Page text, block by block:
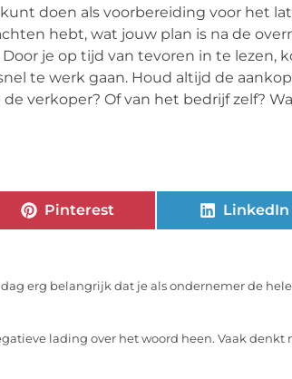
doen als voorbereiding voor het
hebt, wat jouw plan is na de
je op tijd van tevoren in te lezen,
te werk gaan. Houd altijd de
verkoper? Of van het bedrijf zelf?
Pinterest LinkedIn
erg belangrijk dat je als ondernemer de
lading over het woord heen. Vaak